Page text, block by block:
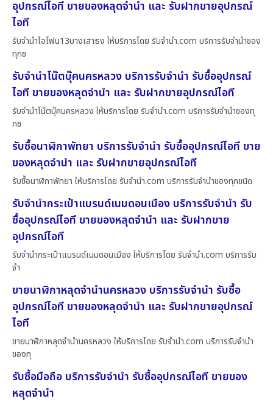
อุปกรณ์ไอที ขายของหลุดจำนำ และ รับฝากขายอุปกรณ์
ไอที
รับจำนำไอโฟน13บางเสาธง ให้บริการโดย รับจํานํา.com บริการรับจำนำของ
ทุกช
รับจำนำโน๊ตบุ๊คนครหลวง บริการรับจำนำ รับซื้ออุปกรณ์
ไอที ขายของหลุดจำนำ และ รับฝากขายอุปกรณ์ไอที
รับจำนำโน๊ตบุ๊คนครหลวง ให้บริการโดย รับจํานํา.com บริการรับจำนำของทุ
กช
รับซื้อนาฬิกาพัทยา บริการรับจำนำ รับซื้ออุปกรณ์ไอที ขาย
ของหลุดจำนำ และ รับฝากขายอุปกรณ์ไอที
รับซื้อนาฬิกาพัทยา ให้บริการโดย รับจํานํา.com บริการรับจำนำของทุกชนิด
รับจำนำกระเป๋าแบรนด์เนมดอนเมือง บริการรับจำนำ รับ
ซื้ออุปกรณ์ไอที ขายของหลุดจำนำ และ รับฝากขาย
อุปกรณ์ไอที
รับจำนำกระเป๋าแบรนด์เนมดอนเมือง ให้บริการโดย รับจํานํา.com บริการรับ
จำ
ขายนาฬิกาหลุดจำนำนครหลวง บริการรับจำนำ รับซื้อ
อุปกรณ์ไอที ขายของหลุดจำนำ และ รับฝากขายอุปกรณ์
ไอที
ขายนาฬิกาหลุดจำนำนครหลวง ให้บริการโดย รับจํานํา.com บริการรับจำนำ
ของทุ
รับซื้อมือถือ บริการรับจำนำ รับซื้ออุปกรณ์ไอที ขายของ
หลุดจำนำ